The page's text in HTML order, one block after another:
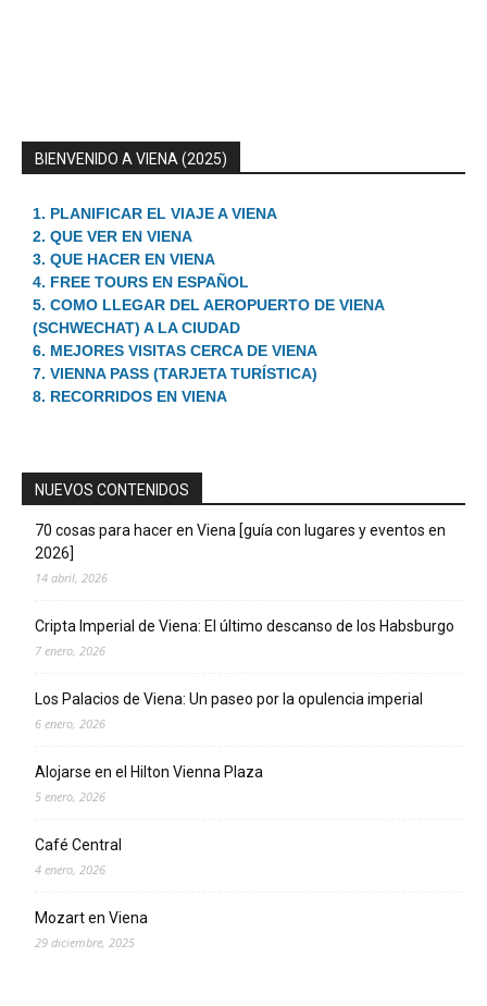
BIENVENIDO A VIENA (2025)
1. PLANIFICAR EL VIAJE A VIENA
2. QUE VER EN VIENA
3. QUE HACER EN VIENA
4. FREE TOURS EN ESPAÑOL
5. COMO LLEGAR DEL AEROPUERTO DE VIENA
(SCHWECHAT) A LA CIUDAD
6. MEJORES VISITAS CERCA DE VIENA
7. VIENNA PASS (TARJETA TURÍSTICA)
8. RECORRIDOS EN VIENA
NUEVOS CONTENIDOS
70 cosas para hacer en Viena [guía con lugares y eventos en
2026]
14 abril, 2026
Cripta Imperial de Viena: El último descanso de los Habsburgo
7 enero, 2026
Los Palacios de Viena: Un paseo por la opulencia imperial
6 enero, 2026
Alojarse en el Hilton Vienna Plaza
5 enero, 2026
Café Central
4 enero, 2026
Mozart en Viena
29 diciembre, 2025